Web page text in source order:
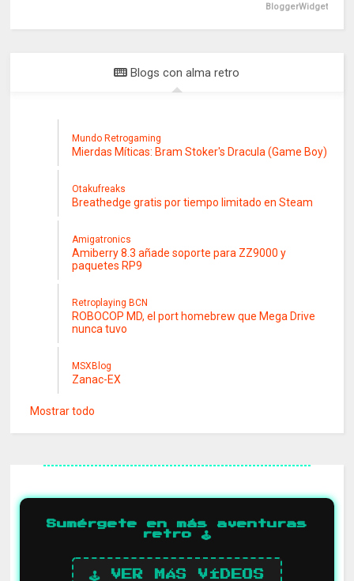
BloggerWidget
Blogs con alma retro
Mundo Retrogaming
Mierdas Míticas: Bram Stoker's Dracula (Game Boy)
Otakufreaks
Breathedge gratis por tiempo limitado en Steam
Amigatronics
Amiberry 8.3 añade soporte para ZZ9000 y
paquetes RP9
Retroplaying BCN
ROBOCOP MD, el port homebrew que Mega Drive
nunca tuvo
MSXBlog
Zanac-EX
Mostrar todo
Sumérgete en más aventuras
retro 🕹️
🕹️ VER MÁS VÍDEOS